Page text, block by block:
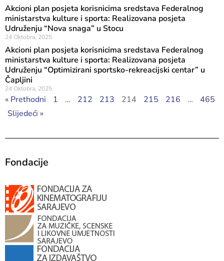
Akcioni plan posjeta korisnicima sredstava Federalnog
ministarstva kulture i sporta: Realizovana posjeta
Udruženju “Nova snaga” u Stocu
24 Oktobra, 2025
Akcioni plan posjeta korisnicima sredstava Federalnog
ministarstva kulture i sporta: Realizovana posjeta
Udruženju “Optimizirani sportsko-rekreacijski centar” u
Čapljini
24 Oktobra, 2025
« Prethodni 1 … 212 213 214 215 216 …
465
Slijedeći »
Fondacije